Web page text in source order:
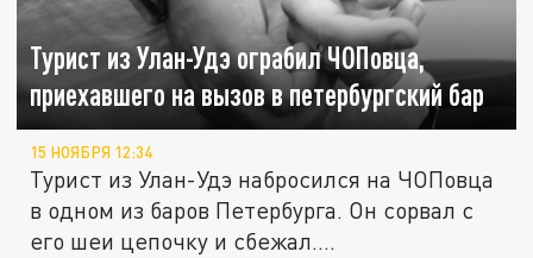
Турист из Улан-Удэ ограбил ЧОПовца,
приехавшего на вызов в петербургский бар
15 НОЯБРЯ 12:34
Турист из Улан-Удэ набросился на ЧОПовца
в одном из баров Петербурга. Он сорвал с
его шеи цепочку и сбежал....